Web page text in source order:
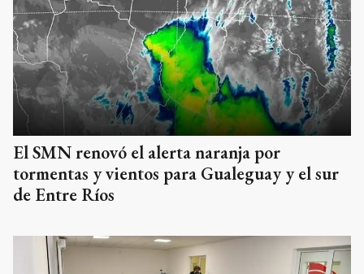
El SMN renovó el alerta naranja por
tormentas y vientos para Gualeguay y el sur
de Entre Ríos